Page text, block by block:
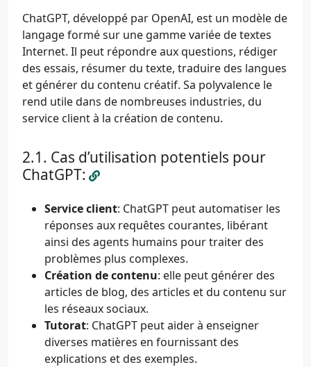
ChatGPT, développé par OpenAI, est un modèle de
langage formé sur une gamme variée de textes
Internet. Il peut répondre aux questions, rédiger
des essais, résumer du texte, traduire des langues
et générer du contenu créatif. Sa polyvalence le
rend utile dans de nombreuses industries, du
service client à la création de contenu.
Cas d’utilisation potentiels pour
ChatGPT:
Service client: ChatGPT peut automatiser les
réponses aux requêtes courantes, libérant
ainsi des agents humains pour traiter des
problèmes plus complexes.
Création de contenu: elle peut générer des
articles de blog, des articles et du contenu sur
les réseaux sociaux.
Tutorat: ChatGPT peut aider à enseigner
diverses matières en fournissant des
explications et des exemples.